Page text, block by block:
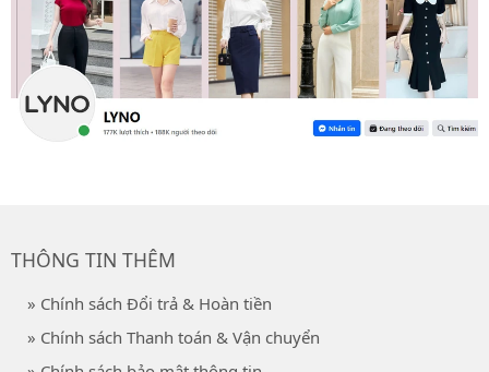
THÔNG TIN THÊM
» Chính sách Đổi trả & Hoàn tiền
» Chính sách Thanh toán & Vận chuyển